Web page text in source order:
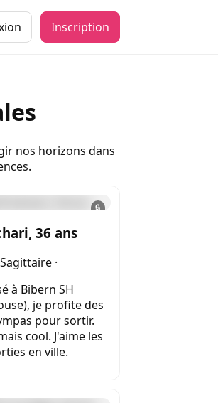
Inscription
nos horizons dans
🔒
36 ans
Sagittaire ·
à Bibern SH
je profite des
pour sortir.
cool. J'aime les
en ville.